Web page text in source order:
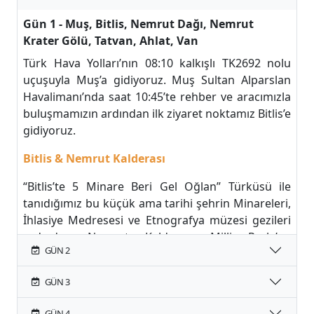
Gün 1 - Muş, Bitlis, Nemrut Dağı, Nemrut
Krater Gölü, Tatvan, Ahlat, Van
Türk Hava Yolları’nın 08:10 kalkışlı TK2692 nolu
uçuşuyla Muş’a gidiyoruz. Muş Sultan Alparslan
Havalimanı’nda saat 10:45’te rehber ve aracımızla
buluşmamızın ardından ilk ziyaret noktamız Bitlis’e
gidiyoruz.
Bitlis & Nemrut Kalderası
“Bitlis’te 5 Minare Beri Gel Oğlan” Türküsü ile
tanıdığımız bu küçük ama tarihi şehrin Minareleri,
İhlasiye Medresesi ve Etnografya müzesi gezileri
ardından Nemrut Kalderası Milli Parkı’na
gidiyoruz.
Türkiye’nin bu en büyük krater gölünün eşsiz
manzarası ve el değmemiş doğal güzelliklerini
GÜN 2
GÜN 3